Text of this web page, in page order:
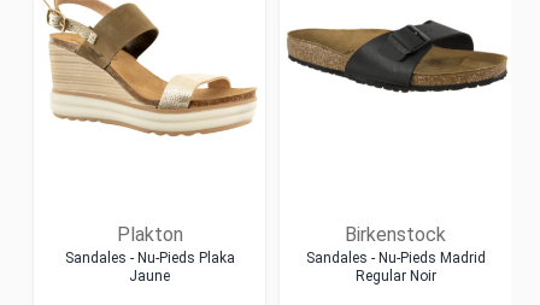
Plakton
Sandales - Nu-Pieds Plaka
Jaune
Birkenstock
Sandales - Nu-Pieds Madrid
Regular Noir